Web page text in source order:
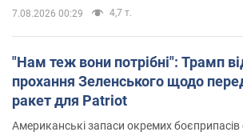
7.08.2026 00:29 4,7 т.
"Нам теж вони потрібні": Трамп
прохання Зеленського щодо
ракет для Patriot
Американські запаси окремих